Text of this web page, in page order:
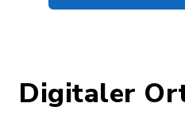
Digitaler